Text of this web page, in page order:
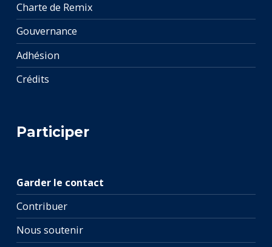
Charte de Remix
Gouvernance
Adhésion
Crédits
Participer
Garder le contact
Contribuer
Nous soutenir